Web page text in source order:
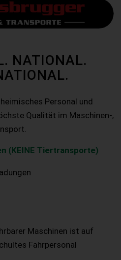
NATIONAL.
Personal und
Qualität im Maschinen-,
(KEINE Tiertransporte)
Maschinen ist auf
Fahrpersonal